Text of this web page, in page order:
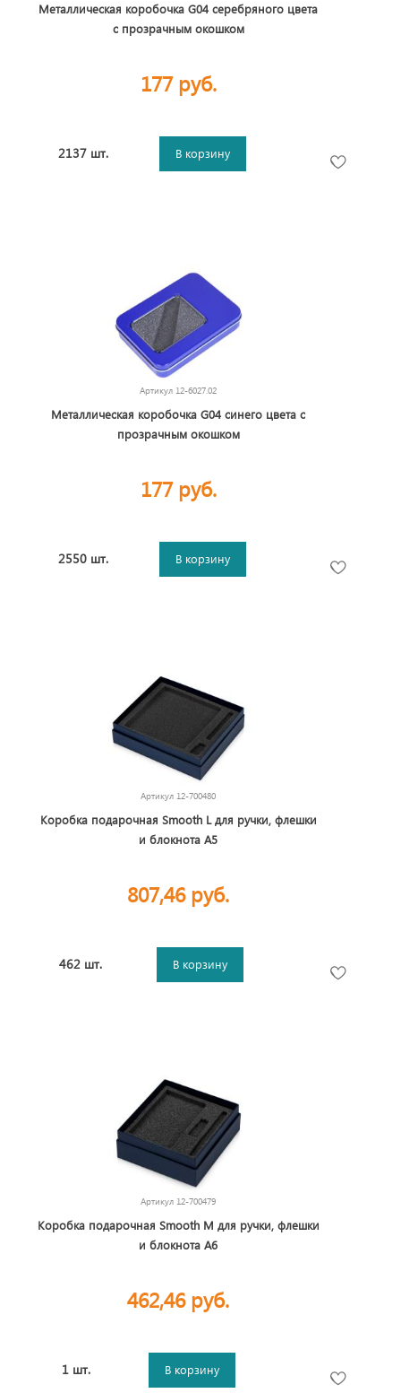
Металлическая коробочка G04 серебряного цвета
с прозрачным окошком
177 руб.
2137 шт. В корзину
Артикул 12-6027.02
Металлическая коробочка G04 синего цвета с
прозрачным окошком
177 руб.
2550 шт. В корзину
Артикул 12-700480
Коробка подарочная Smooth L для ручки, флешки
и блокнота А5
807,46 руб.
462 шт. В корзину
Артикул 12-700479
Коробка подарочная Smooth M для ручки, флешки
и блокнота А6
462,46 руб.
1 шт. В корзину